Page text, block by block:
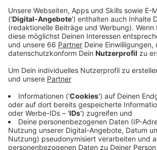
Veröffentlicht:Montag, 13.07.2020 13:04
Anzeige
Sämtliche Mitarbeiter der
wurden umfangreich geschult, um die
zu erfüllen. Aktuell dürfen maximal
Verfügung stehenden Kapazitäten
damit Hotelanlagen nicht zu voll sind
Mindestabstand einhalten können.